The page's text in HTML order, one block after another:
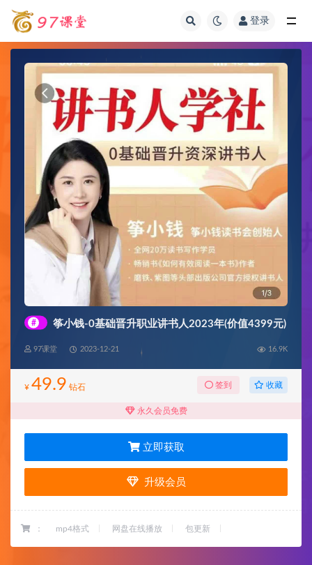
登录
# 筝小钱-0基础晋升职业讲书人2023年(价值4399元)
97课堂 2023-12-21 16.9K
¥ 49.9 钻石 签到 收藏
永久会员免费
立即获取
升级会员
： mp4格式 网盘在线播放 包更新